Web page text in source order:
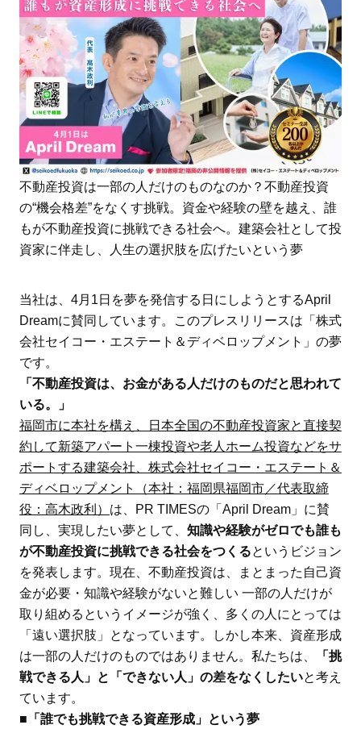
不動産投資は一部の人だけのものなのか？不動産投資
の“機会格差”をなくす挑戦。資金や経験の壁を越え、誰
もが不動産投資に挑戦できる社会へ。建築会社として投
資家に伴走し、人生の選択肢を広げたいという夢
当社は、4月1日を夢を発信する日にしようとするApril
Dreamに賛同しています。このプレスリリースは「株式
会社セイコー・エステート＆ディベロップメント」の夢
です。
「不動産投資は、お金がある人だけのものだと思われて
いる。」
福岡市に本社を構え、日本全国の不動産投資家と直接契
約して新築アパート一棟投資や老人ホーム投資などをサ
ポートする建築会社、株式会社セイコー・エステート＆
ディベロップメント（本社：福岡県福岡市／代表取締
役：高木政利） は、PR TIMESの「April Dream」に賛
同し、実現したい夢として、 知識や経験がゼロでも誰も
が不動産投資に挑戦できる社会をつくるというビジョン
を発表します。現在、不動産投資は、まとまった自己資
金が必要・知識や経験がないと難しい 一部の人だけが
取り組めるというイメージが強く、多くの人にとっては
「遠い選択肢」となっています。しかし本来、資産形成
は一部の人だけのものではありません。私たちは、
「挑
戦できる人」と「できない人」の差をなくしたいと考え
ています。
■「誰でも挑戦できる資産形成」という夢